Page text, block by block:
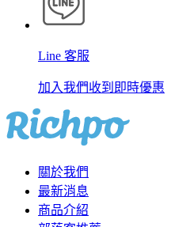
Line 客服
加入我們收到即時優惠
關於我們
最新消息
商品介紹